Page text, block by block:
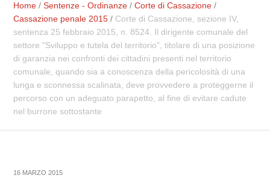
Home /Sentenze - Ordinanze /Corte di Cassazione /
Cassazione penale 2015 / Corte di Cassazione, sezione IV,
sentenza 25 febbraio 2015, n. 8524. Il dirigente comunale del
settore "Sviluppo e tutela del territorio", titolare di una posizione
di garanzia nei confronti dei cittadini presenti nel territorio
comunale, quando sia a conoscenza della pericolosità di una
lunga e sconnessa scalinata, deve provvedere a proteggerne il
percorso con un adeguato parapetto, al fine di evitare cadute
nel burrone sottostante
16 MARZO 2015